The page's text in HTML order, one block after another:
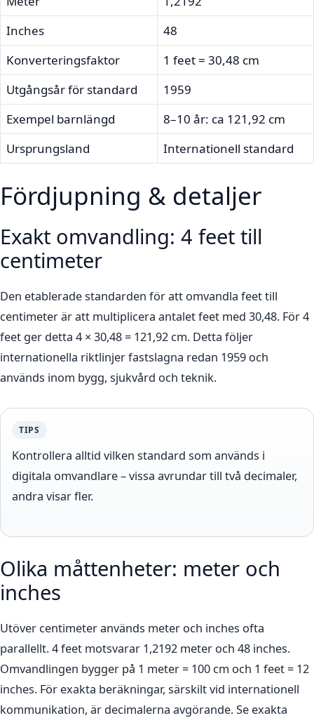
Inches
48
Konverteringsfaktor
1 feet = 30,48 cm
Utgångsår för standard
1959
Exempel barnlängd
8–10 år: ca 121,92 cm
Ursprungsland
Internationell standard
Fördjupning & detaljer
Exakt omvandling: 4 feet till
centimeter
Den etablerade standarden för att omvandla feet till
centimeter är att multiplicera antalet feet med 30,48. För 4
feet ger detta 4 × 30,48 = 121,92 cm. Detta följer
internationella riktlinjer fastslagna redan 1959 och
används inom bygg, sjukvård och teknik.
TIPS
Kontrollera alltid vilken standard som används i
digitala omvandlare – vissa avrundar till två decimaler,
andra visar fler.
Olika måttenheter: meter och
inches
Utöver centimeter används meter och inches ofta
parallellt. 4 feet motsvarar 1,2192 meter och 48 inches.
Omvandlingen bygger på 1 meter = 100 cm och 1 feet = 12
inches. För exakta beräkningar, särskilt vid internationell
kommunikation, är decimalerna avgörande. Se exakta